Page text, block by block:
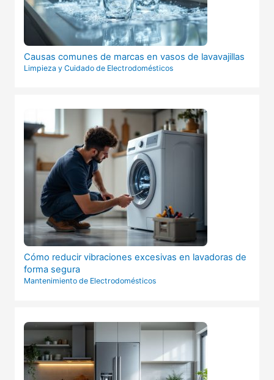
Causas comunes de marcas en vasos de lavavajillas
Limpieza y Cuidado de Electrodomésticos
Cómo reducir vibraciones excesivas en lavadoras de
forma segura
Mantenimiento de Electrodomésticos